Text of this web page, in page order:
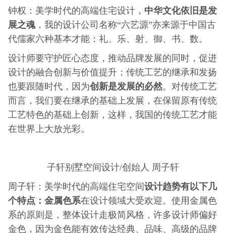
钟权：美学时代的高端住宅设计， 中华文化依旧是发
展之魂，我的设计公司名称“六艺源”亦来源于中国古
代儒家六种基本才能：礼、乐、射、御、书、数。
设计师要守护匠心态度，推动品牌发展的同时，促进
设计的融合创新与价值提升；传统工艺的继承和发扬
也要跟随时代，因为创新是发展的必然。对传统工艺
而言，我们要在继承的基础上发展，在保留原有传统
工艺特色的基础上创新，这样，我国的传统工艺才能
在世界上大放光彩。
子轩别墅空间设计/创始人 周子轩
周子轩：美学时代的高端住宅空间设计趋势有以下几
个特点：金属色系在设计领域大受欢迎。使用金属色
系的原则是，整体设计走极简风格，许多设计师偏好
金色，因为金色能有效传达经典、品味、高级的品牌